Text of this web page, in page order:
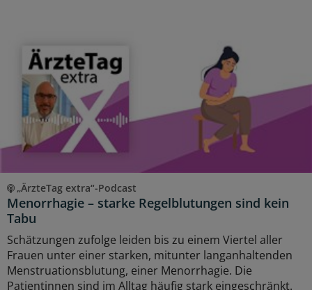
„ÄrzteTag extra“-Podcast
Menorrhagie – starke Regelblutungen sind kein
Tabu
Schätzungen zufolge leiden bis zu einem Viertel aller
Frauen unter einer starken, mitunter langanhaltenden
Menstruationsblutung, einer Menorrhagie. Die
Patientinnen sind im Alltag häufig stark eingeschränkt.